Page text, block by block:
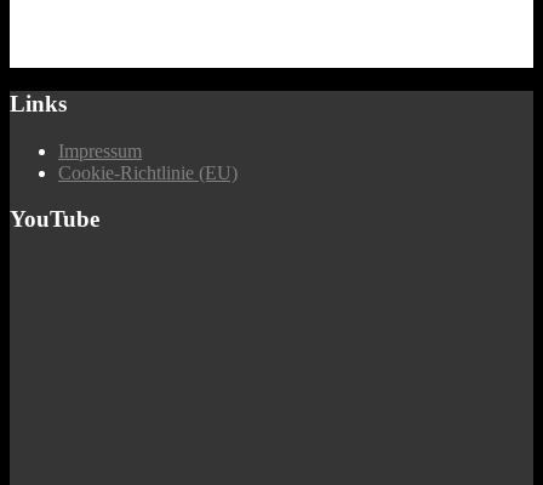
Links
Impressum
Cookie-Richtlinie (EU)
YouTube